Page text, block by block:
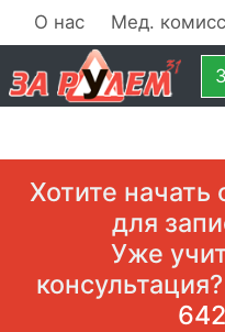
О нас Мед.
Хотите начать
для
Уже